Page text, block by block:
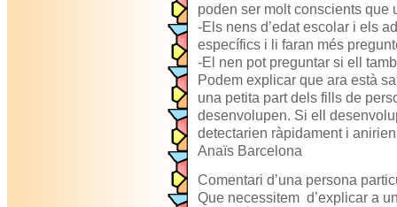
poden ser molt conscients que
-Els nens d’edat escolar i els
específics i li faran més
-El nen pot preguntar si ell
Podem explicar que ara està
una petita part dels fills de
desenvolupen. Si ell
detectarien ràpidament i
Anaïs Barcelona
Comentari d’una persona
Que necessitem d’explicar a